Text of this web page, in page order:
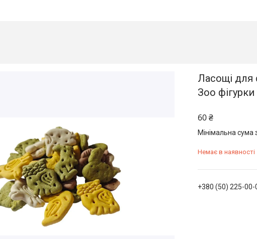
Ласощі для
Зоо
60 ₴
Мінімальна сума
Немає в наявності
+380 (50) 225-00-